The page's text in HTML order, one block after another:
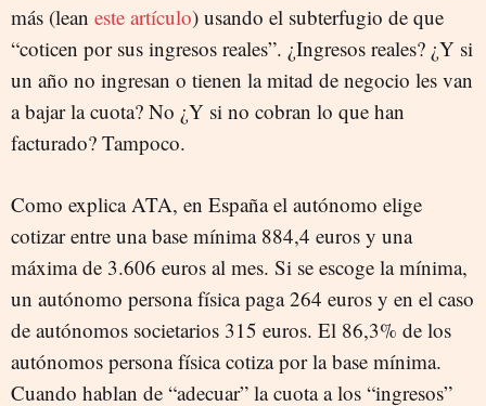
más (lean este artículo) usando el subterfugio de que
“coticen por sus ingresos reales”. ¿Ingresos reales? ¿Y si
un año no ingresan o tienen la mitad de negocio les van
a bajar la cuota? No ¿Y si no cobran lo que han
facturado? Tampoco.
Como explica ATA, en España el autónomo elige
cotizar entre una base mínima 884,4 euros y una
máxima de 3.606 euros al mes. Si se escoge la mínima,
un autónomo persona física paga 264 euros y en el caso
de autónomos societarios 315 euros. El 86,3% de los
autónomos persona física cotiza por la base mínima.
Cuando hablan de “adecuar” la cuota a los “ingresos”